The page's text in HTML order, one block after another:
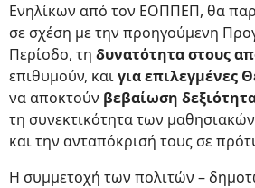
Ενηλίκων από τον ΕΟΠΠΕΠ, θα
σε σχέση με την προηγούμενη
Περίοδο, τη δυνατότητα στους
επιθυμούν, καιγια επιλεγμένες
να αποκτούν βεβαίωση
τη συνεκτικότητα των
και την ανταπόκρισή τους σε
Η συμμετοχή των πολιτών –